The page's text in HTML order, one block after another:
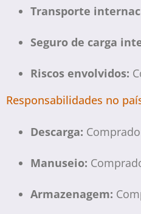
Transporte
Seguro de carga
Riscos envolvidos:
Responsabilidades no
Descarga:
Manuseio:
Armazenagem: